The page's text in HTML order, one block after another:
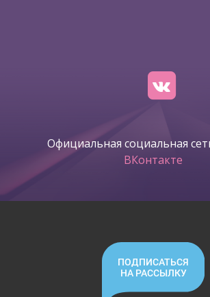
Официальная социальная
ВКонтакте
ПОДПИСАТЬСЯ
НА РАССЫЛКУ